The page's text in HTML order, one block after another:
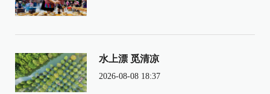
水上漂 觅清凉
2026-08-08 18:37